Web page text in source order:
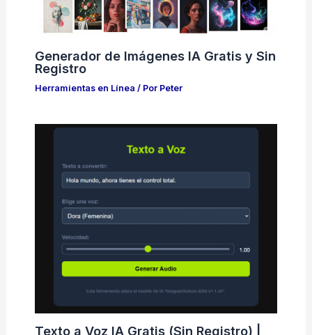
Generador de Imágenes IA Gratis y Sin
Registro
Herramientas en Línea / Por Peter
Texto a Voz IA Gratis (Sin Registro) |